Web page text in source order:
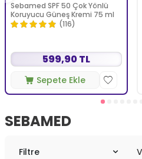
Sebamed SPF 50 Çok Yönlü
Koruyucu Güneş Kremi 75 ml
(116)
599,90 TL
Sepete Ekle
SEBAMED
Filtre